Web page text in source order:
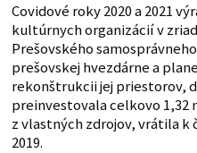
Covidové roky 2020 a 2021
kultúrnych organizácií v
Prešovského
prešovskej hvezdárne a
rekonštrukcii jej priestorov,
preinvestovala celkovo 1,32
z vlastných zdrojov, vrátila
2019.